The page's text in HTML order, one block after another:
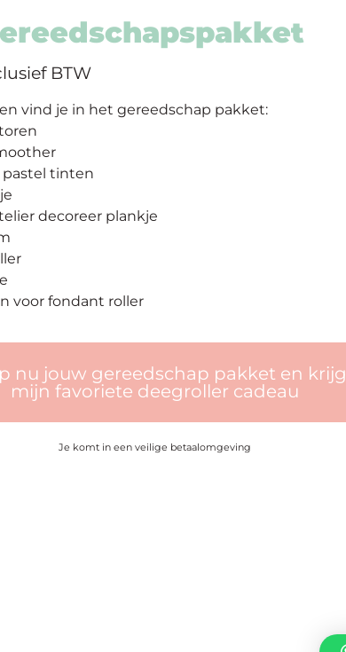
BTW
vind je in het gereedschap pakket:
pastel tinten
decoreer plankje
voor fondant roller
nu jouw gereedschap pakket en krijg
mijn favoriete deegroller cadeau
Je komt in een veilige betaalomgeving